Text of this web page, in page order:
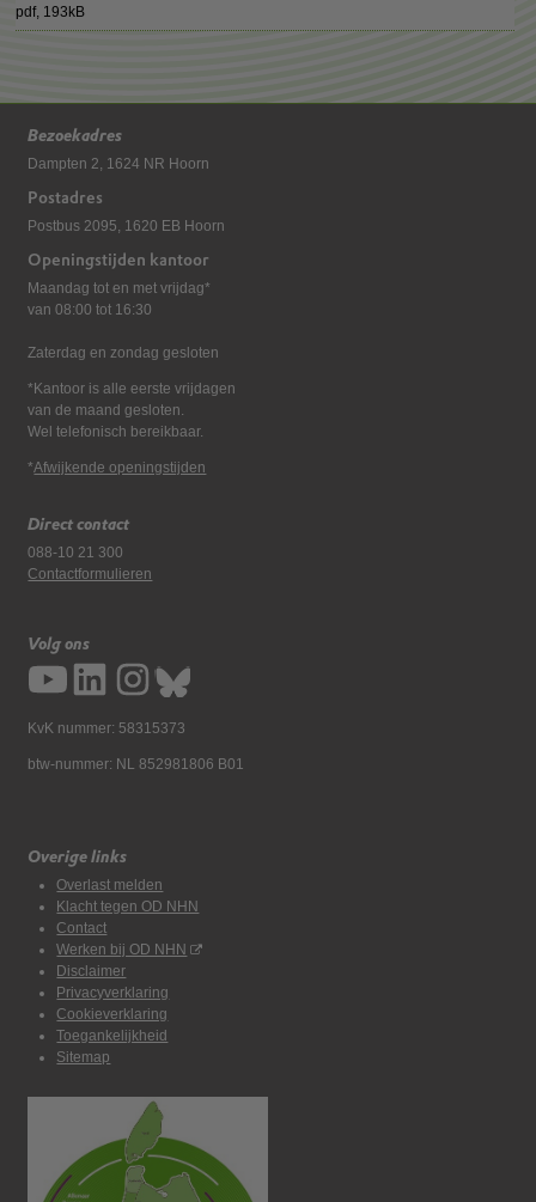
pdf, 193kB
Bezoekadres
Dampten 2, 1624 NR Hoorn
Postadres
Postbus 2095, 1620 EB Hoorn
Openingstijden kantoor
Maandag tot en met vrijdag*
van 08:00 tot 16:30
Zaterdag en zondag gesloten
*Kantoor is alle eerste vrijdagen
van de maand gesloten.
Wel telefonisch bereikbaar.
*Afwijkende openingstijden
Direct contact
088-10 21 300
Contactformulieren
Volg ons
KvK nummer: 58315373
btw-nummer: NL 852981806 B01
Overige links
Overlast melden
Klacht tegen OD NHN
Contact
Werken bij OD NHN
Disclaimer
Privacyverklaring
Cookieverklaring
Toegankelijkheid
Sitemap